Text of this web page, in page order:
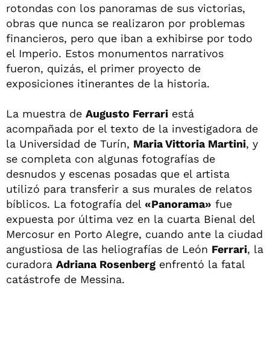
rotondas con los panoramas de sus victorias,
obras que nunca se realizaron por problemas
financieros, pero que iban a exhibirse por todo
el Imperio. Estos monumentos narrativos
fueron, quizás, el primer proyecto de
exposiciones itinerantes de la historia.
La muestra de Augusto Ferrari está
acompañada por el texto de la investigadora de
la Universidad de Turín, Maria Vittoria Martini, y
se completa con algunas fotografías de
desnudos y escenas posadas que el artista
utilizó para transferir a sus murales de relatos
bíblicos. La fotografía del «Panorama» fue
expuesta por última vez en la cuarta Bienal del
Mercosur en Porto Alegre, cuando ante la ciudad
angustiosa de las heliografías de León Ferrari, la
curadora Adriana Rosenberg enfrentó la fatal
catástrofe de Messina.